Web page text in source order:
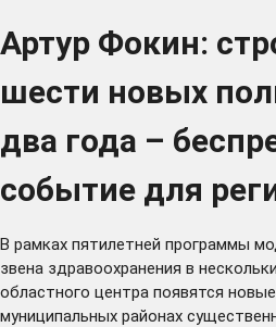
Артур Фокин:
шести новых
два года –
событие для
В рамках пятилетней программы
звена здравоохранения в
областного центра появятся
муниципальных районах